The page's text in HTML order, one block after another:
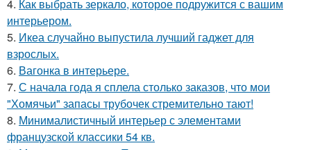
4. Как выбрать зеркало, которое подружится с вашим
интерьером.
5. Икеа случайно выпустила лучший гаджет для
взрослых.
6. Вагонка в интерьере.
7. С начала года я сплела столько заказов, что мои
"Хомячьи" запасы трубочек стремительно тают!
8. Минималистичный интерьер с элементами
французской классики 54 кв.